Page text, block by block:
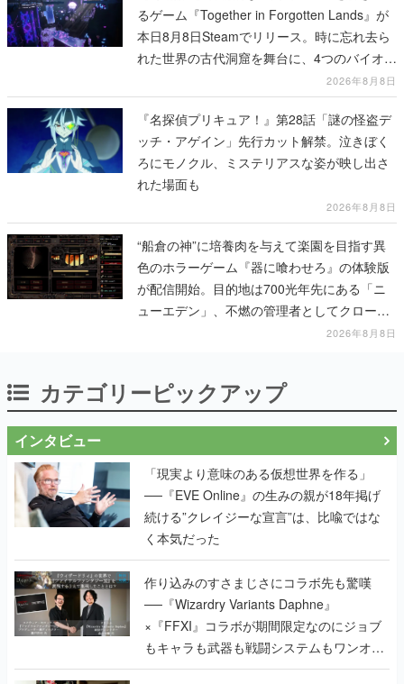
るゲーム『Together in Forgotten Lands』が
本日8月8日Steamでリリース。時に忘れ去ら
れた世界の古代洞窟を舞台に、4つのバイオー
2026年8月8日
『名探偵プリキュア！』第28話「謎の怪盗デ
ッチ・アゲイン」先行カット解禁。泣きぼく
ろにモノクル、ミステリアスな姿が映し出さ
れた場面も
2026年8月8日
“船倉の神”に培養肉を与えて楽園を目指す異
色のホラーゲーム『器に喰わせろ』の体験版
が配信開始。目的地は700光年先にある「ニ
ューエデン」、不燃の管理者としてクローン
人間を増やし、加工して神に捧げる2026年8月8日
カテゴリーピックアップ
インタビュー
「現実より意味のある仮想世界を作る」
──『EVE Online』の生みの親が18年掲げ
続ける”クレイジーな宣言”は、比喩ではな
く本気だった
作り込みのすさまじさにコラボ先も驚嘆
──『Wizardry Variants Daphne』
×『FFXI』コラボが期間限定なのにジョブ
もキャラも武器も戦闘システムもワンオフ
で作り込まれた理由を両ディレクターに聞